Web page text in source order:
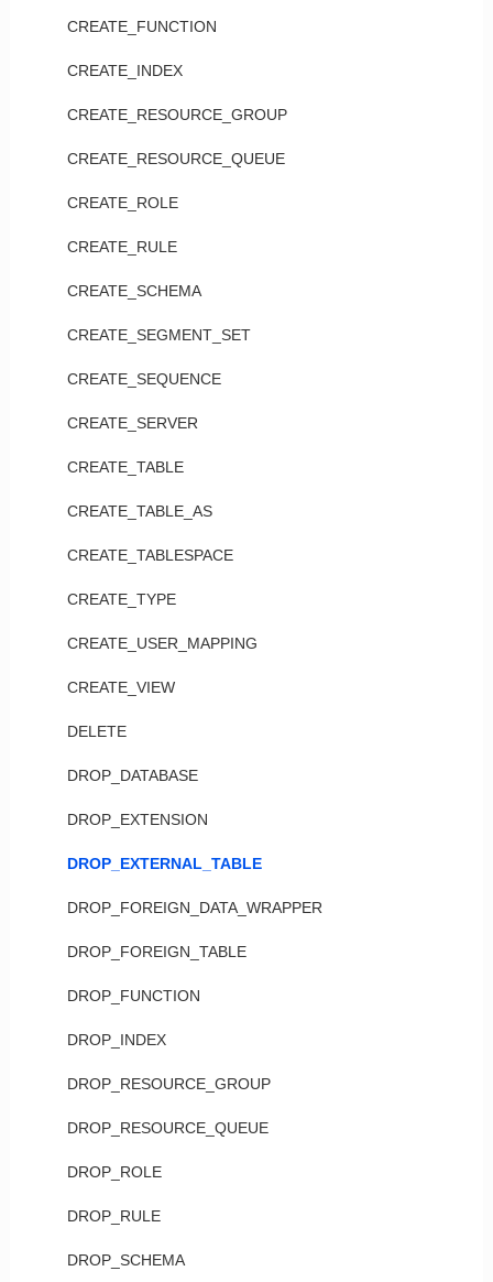
CREATE_FUNCTION
CREATE_INDEX
CREATE_RESOURCE_GROUP
CREATE_RESOURCE_QUEUE
CREATE_ROLE
CREATE_RULE
CREATE_SCHEMA
CREATE_SEGMENT_SET
CREATE_SEQUENCE
CREATE_SERVER
CREATE_TABLE
CREATE_TABLE_AS
CREATE_TABLESPACE
CREATE_TYPE
CREATE_USER_MAPPING
CREATE_VIEW
DELETE
DROP_DATABASE
DROP_EXTENSION
DROP_EXTERNAL_TABLE
DROP_FOREIGN_DATA_WRAPPER
DROP_FOREIGN_TABLE
DROP_FUNCTION
DROP_INDEX
DROP_RESOURCE_GROUP
DROP_RESOURCE_QUEUE
DROP_ROLE
DROP_RULE
DROP_SCHEMA